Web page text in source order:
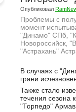
Опубликовал
Проблемы с
момент
"Динамо" СПб,
Новороссийск,
"Астрахань"
В случаях с
грани
Также стало
течения сезона
"Торпедо"